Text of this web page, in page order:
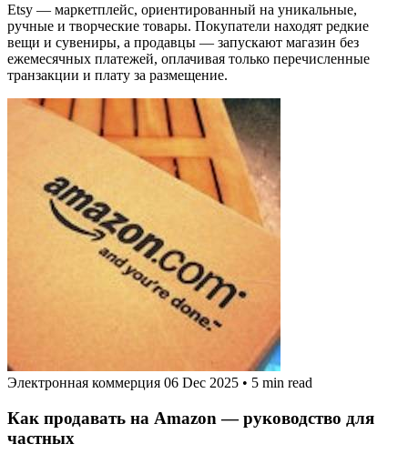
Etsy — маркетплейс, ориентированный на уникальные,
ручные и творческие товары. Покупатели находят редкие
вещи и сувениры, а продавцы — запускают магазин без
ежемесячных платежей, оплачивая только перечисленные
транзакции и плату за размещение.
Электронная коммерция 06 Dec 2025 • 5 min read
Как продавать на Amazon — руководство для
частных